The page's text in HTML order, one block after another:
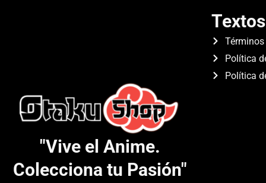
"Vive el Anime.
Colecciona tu Pasión"
Política
Política